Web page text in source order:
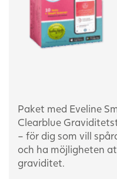
Paket med Eveline
Clearblue
– för dig som vill
och ha möjligheten
graviditet.